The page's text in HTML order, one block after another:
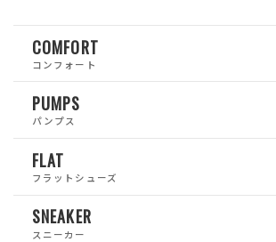
COMFORT
コンフォート
PUMPS
パンプス
FLAT
フラットシューズ
SNEAKER
スニーカー